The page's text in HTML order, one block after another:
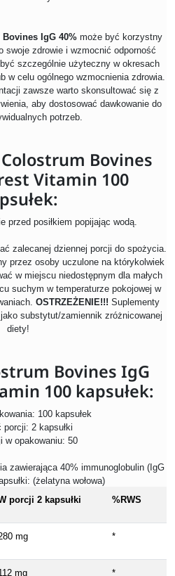
Bovines IgG 40%może być korzystny
swoje zdrowie i wzmocnić odporność
szczególnie użyteczny w okresach
w celu ogólnego wzmocnienia zdrowia.
zawsze warto skonsultować się z
aby dostosować dawkowanie do
potrzeb.
Bovines
Vitamin 100
przed posiłkiem popijając wodą.
zalecanej dziennej porcji do spożycia.
przez osoby uczulone na którykolwiek
w miejscu niedostępnym dla małych
suchym w temperaturze pokojowej w
OSTRZEŻENIE!!! Suplementy
substytut/zamiennik zróżnicowanej
diety!
Bovines IgG
100 kapsułek:
100 kapsułek
porcji: 2 kapsułki
w opakowaniu: 50
zawierająca 40% immunoglobulin (IgG
(żelatyna wołowa)
porcji 2 kapsułki %RWS
mg *
mg *